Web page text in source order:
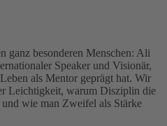
ganz besonderen Menschen: Ali
Speaker und Visionär,
als Mentor geprägt hat. Wir
Leichtigkeit, warum Disziplin die
wie man Zweifel als Stärke